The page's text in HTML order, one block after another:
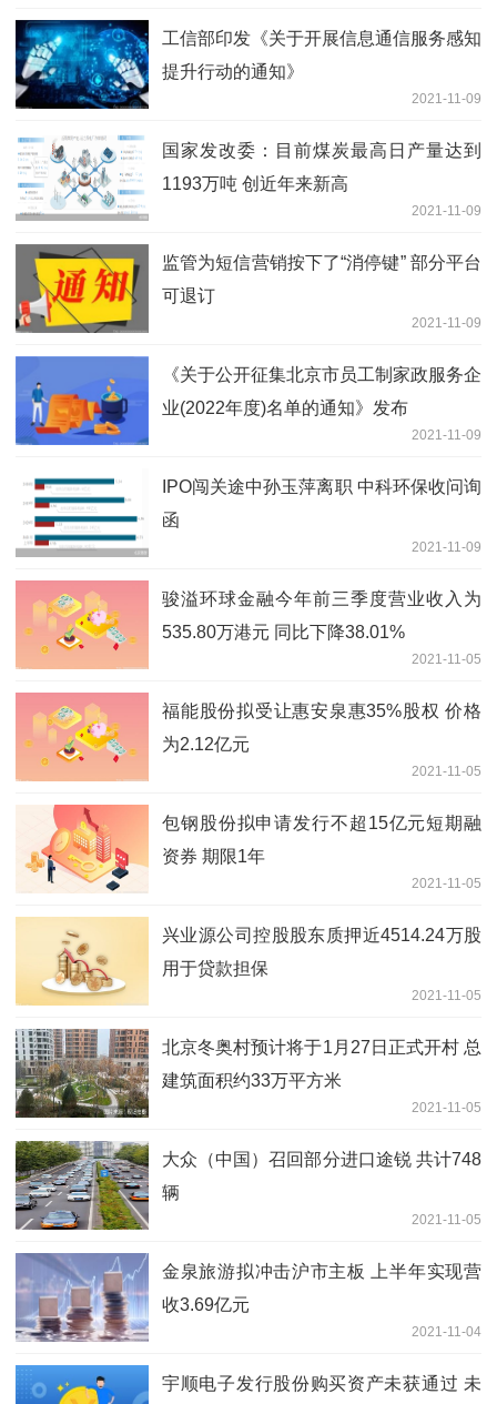
工信部印发《关于开展信息通信服务感知
提升行动的通知》
2021-11-09
国家发改委：目前煤炭最高日产量达到
1193万吨 创近年来新高
2021-11-09
监管为短信营销按下了“消停键” 部分平台
可退订
2021-11-09
《关于公开征集北京市员工制家政服务企
业(2022年度)名单的通知》发布
2021-11-09
IPO闯关途中孙玉萍离职 中科环保收问询
函
2021-11-09
骏溢环球金融今年前三季度营业收入为
535.80万港元 同比下降38.01%
2021-11-05
福能股份拟受让惠安泉惠35%股权 价格
为2.12亿元
2021-11-05
包钢股份拟申请发行不超15亿元短期融
资券 期限1年
2021-11-05
兴业源公司控股股东质押近4514.24万股
用于贷款担保
2021-11-05
北京冬奥村预计将于1月27日正式开村 总
建筑面积约33万平方米
2021-11-05
大众（中国）召回部分进口途锐 共计748
辆
2021-11-05
金泉旅游拟冲击沪市主板 上半年实现营
收3.69亿元
2021-11-04
宇顺电子发行股份购买资产未获通过 未